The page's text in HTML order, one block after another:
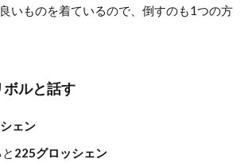
いものを着ているので、倒すのも1つの方
ルと話す
ェン
225グロッシェン